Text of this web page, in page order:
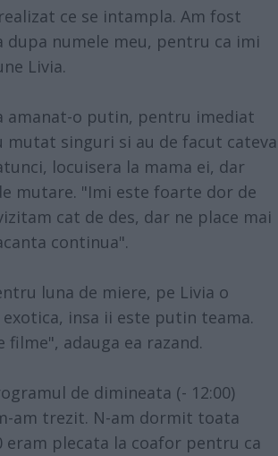
ce se intampla. Am fost
dupa numele meu, pentru ca imi
Livia.
amanat-o putin, pentru imediat
mutat singuri si au de facut cateva
locuisera la mama ei, dar
mutare. "Imi este foarte dor de
cat de des, dar ne place mai
continua".
luna de miere, pe Livia o
insa ii este putin teama.
filme", adauga ea razand.
de dimineata (- 12:00)
am trezit. N-am dormit toata
eram plecata la coafor pentru ca